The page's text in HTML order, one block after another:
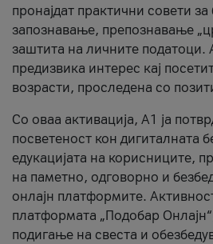
пронајдат практични совети за
запознавање, препознавање
заштита на личните податоци.
предизвика интерес кај
возрасти, проследена со
Со оваа активација, А1 ја
посветеност кон дигиталната
едукацијата на корисниците,
на паметно, одговорно и
онлајн платформите.
платформата „Подобар
подигање на свеста и